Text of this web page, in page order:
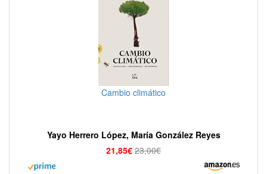
Cambio climático
Yayo Herrero López, María González Reyes
21,85€ 23,00€